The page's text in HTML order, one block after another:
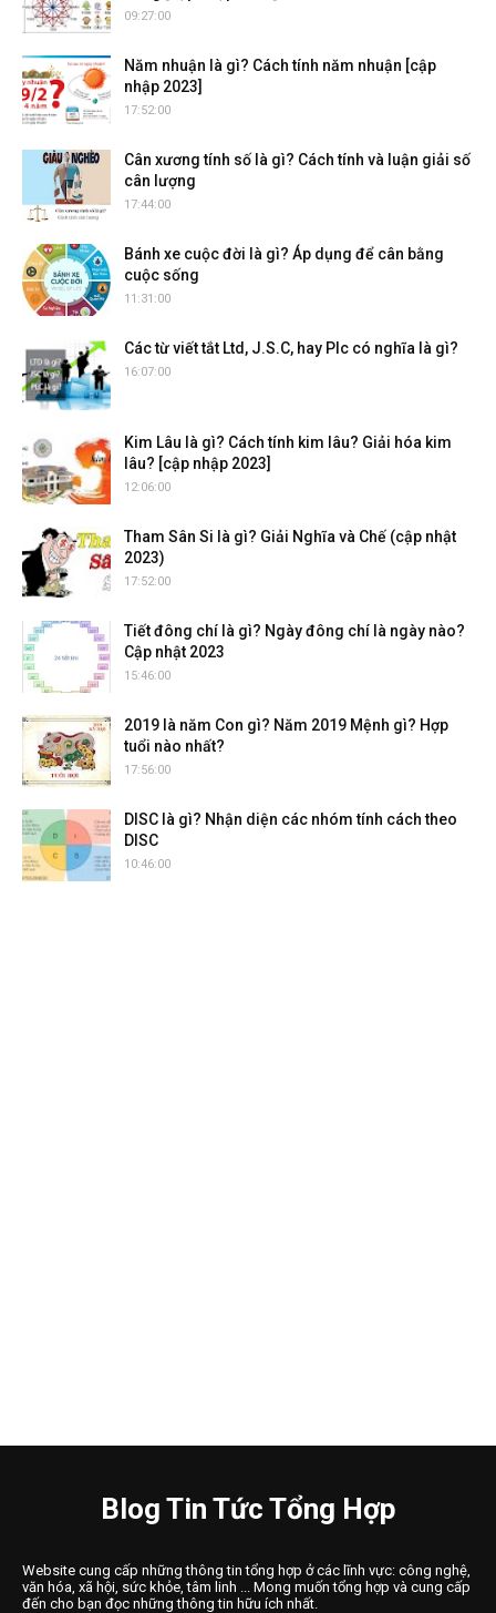
09:27:00
Năm nhuận là gì? Cách tính năm nhuận [cập
nhập 2023]
17:52:00
Cân xương tính số là gì? Cách tính và luận giải số
cân lượng
17:44:00
Bánh xe cuộc đời là gì? Áp dụng để cân bằng
cuộc sống
11:31:00
Các từ viết tắt Ltd, J.S.C, hay Plc có nghĩa là gì?
16:07:00
Kim Lâu là gì? Cách tính kim lâu? Giải hóa kim
lâu? [cập nhập 2023]
12:06:00
Tham Sân Si là gì? Giải Nghĩa và Chế (cập nhật
2023)
17:52:00
Tiết đông chí là gì? Ngày đông chí là ngày nào?
Cập nhật 2023
15:46:00
2019 là năm Con gì? Năm 2019 Mệnh gì? Hợp
tuổi nào nhất?
17:56:00
DISC là gì? Nhận diện các nhóm tính cách theo
DISC
10:46:00
Blog Tin Tức Tổng Hợp
Website cung cấp những thông tin tổng hợp ở các lĩnh vực: công nghệ,
văn hóa, xã hội, sức khỏe, tâm linh ... Mong muốn tổng hợp và cung cấp
đến cho bạn đọc những thông tin hữu ích nhất.